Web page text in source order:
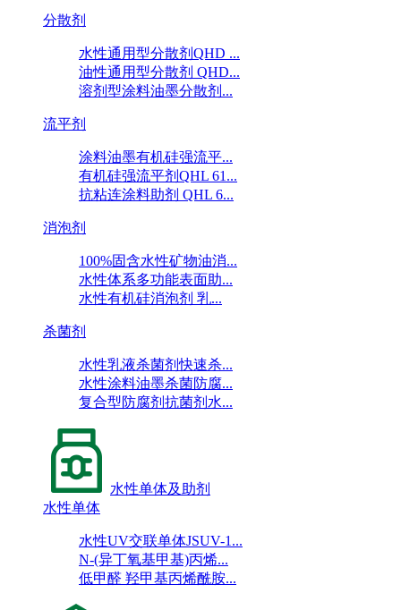
分散剂
水性通用型分散剂QHD ...
油性通用型分散剂 QHD...
溶剂型涂料油墨分散剂...
流平剂
涂料油墨有机硅强流平...
有机硅强流平剂QHL 61...
抗粘连涂料助剂 QHL 6...
消泡剂
100%固含水性矿物油消...
水性体系多功能表面助...
水性有机硅消泡剂 乳...
杀菌剂
水性乳液杀菌剂快速杀...
水性涂料油墨杀菌防腐...
复合型防腐剂抗菌剂水...
水性单体及助剂
水性单体
水性UV交联单体JSUV-1...
N-(异丁氧基甲基)丙烯...
低甲醛 羟甲基丙烯酰胺...